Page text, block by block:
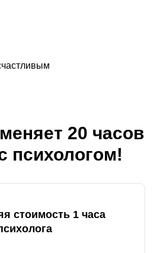
20 часов
психологом!
стоимость 1 часа